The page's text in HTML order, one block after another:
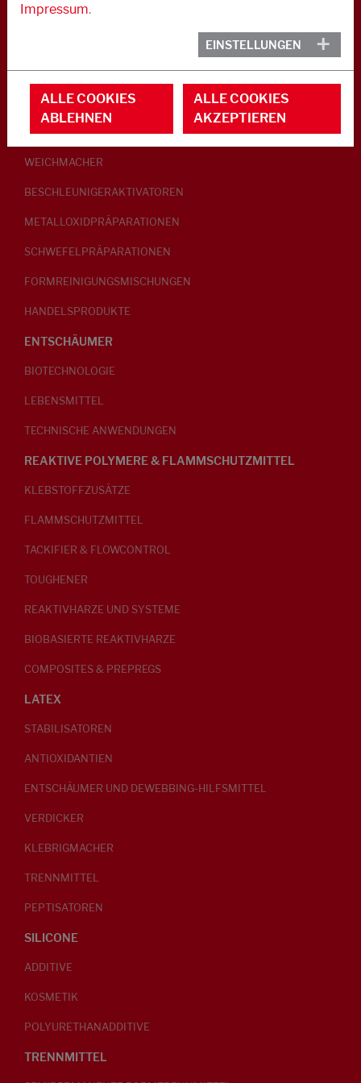
GLEITMITTEL
PEPTISATOREN
KLEBRIGMACHER / HOMOGENISATOREN
WEICHMACHER
BESCHLEUNIGERAKTIVATOREN
METALLOXIDPRÄPARATIONEN
SCHWEFELPRÄPARATIONEN
FORMREINIGUNGSMISCHUNGEN
HANDELSPRODUKTE
ENTSCHÄUMER
BIOTECHNOLOGIE
LEBENSMITTEL
TECHNISCHE ANWENDUNGEN
REAKTIVE POLYMERE & FLAMMSCHUTZMITTEL
KLEBSTOFFZUSÄTZE
FLAMMSCHUTZMITTEL
TACKIFIER & FLOWCONTROL
TOUGHENER
REAKTIVHARZE UND SYSTEME
BIOBASIERTE REAKTIVHARZE
COMPOSITES & PREPREGS
LATEX
STABILISATOREN
ANTIOXIDANTIEN
ENTSCHÄUMER UND DEWEBBING-HILFSMITTEL
VERDICKER
KLEBRIGMACHER
TRENNMITTEL
PEPTISATOREN
SILICONE
ADDITIVE
KOSMETIK
POLYURETHANADDITIVE
TRENNMITTEL
Impressum.
EINSTELLUNGEN
ALLE COOKIES
ABLEHNEN
ALLE COOKIES
AKZEPTIEREN